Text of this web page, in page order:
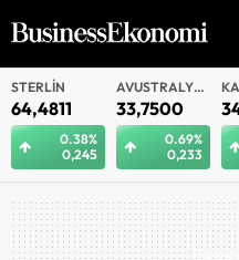
STERLIN
64,4811
0.38%
0,245
AVUSTRALYA
DOLARI
33,7500
0.69%
0,233